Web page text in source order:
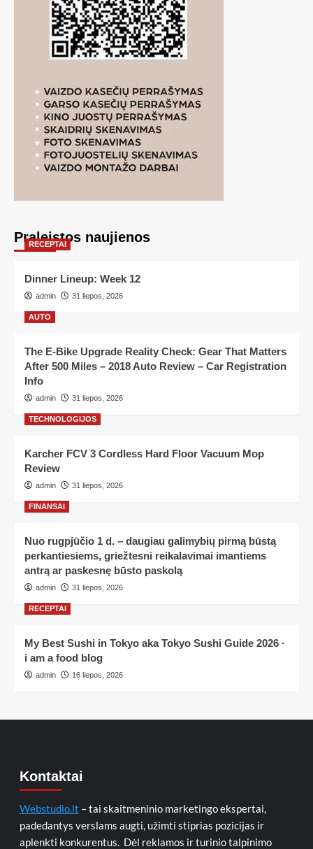
Praleistos naujienos
RECEPTAI
Dinner Lineup: Week 12
admin 31 liepos, 2026
AUTO
The E-Bike Upgrade Reality Check: Gear That Matters
After 500 Miles – 2018 Auto Review – Car Registration
Info
admin 31 liepos, 2026
TECHNOLOGIJOS
Karcher FCV 3 Cordless Hard Floor Vacuum Mop
Review
admin 31 liepos, 2026
FINANSAI
Nuo rugpjūčio 1 d. – daugiau galimybių pirmą būstą
perkantiesiems, griežtesni reikalavimai imantiems
antrą ar paskesnę būsto paskolą
admin 31 liepos, 2026
RECEPTAI
My Best Sushi in Tokyo aka Tokyo Sushi Guide 2026 ·
i am a food blog
admin 16 liepos, 2026
Kontaktai
Webstudio.lt – tai skaitmeninio marketingo ekspertai,
padedantys verslams augti, užimti stiprias pozicijas ir
aplenkti konkurentus. Dėl reklamos ir turinio talpinimo